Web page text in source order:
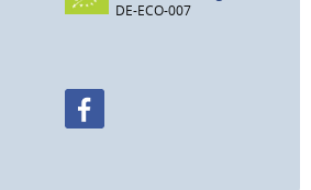
DE-ECO-007